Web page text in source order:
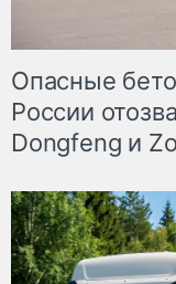
Опасные
России
Dongfeng и